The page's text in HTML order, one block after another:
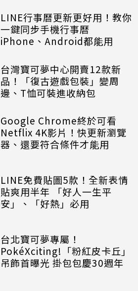
LINE行事曆更新更好用！教你
一鍵同步手機行事曆
iPhone、Android都能用
台灣寶可夢中心開賣12款新
品！「復古遊戲包裝」變周
邊、T恤可裝進收納包
Google Chrome終於可看
Netflix 4K影片！快更新瀏覽
器、還要符合條件才能用
LINE免費貼圖5款！全新表情
貼爽用半年 「好人一生平
安」、「好熱」必用
台北寶可夢專屬！
PokéXciting!「粉紅皮卡丘」
吊飾首曝光 掛包包慶30週年